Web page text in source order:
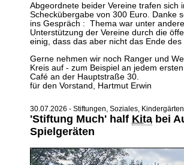
Abgeordnete beider Vereine trafen sich
Scheckübergabe von 300 Euro. Danke
ins Gespräch : Thema war unter
Unterstützung der Vereine durch die
einig, dass das aber nicht das Ende
Gerne nehmen wir noch Ranger und
Kreis auf - zum Beispiel an jedem
Café an der Hauptstraße 30.
für den Vorstand, Hartmut Erwin
30.07.2026 - Stiftungen, Soziales, Kindergärten
'Stiftung Much' half Kita bei
Spielgeräten